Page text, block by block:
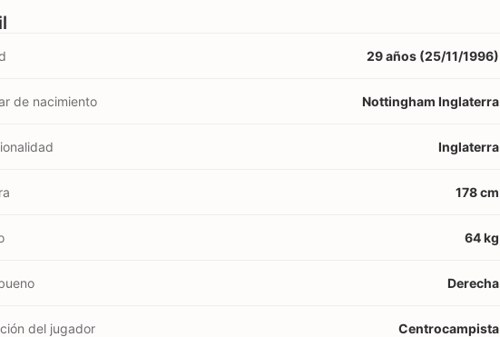
29 años (25/11/1996)
de nacimiento Nottingham Inglaterra
Inglaterra
178 cm
64 kg
Derecha
del jugador Centrocampista